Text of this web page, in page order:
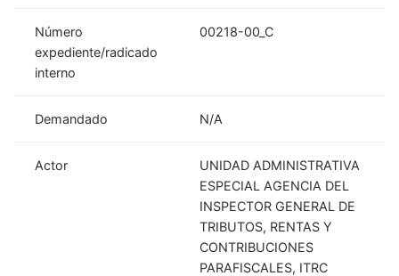
Número
expediente/radicado
interno
00218-00_C
Demandado N/A
Actor
UNIDAD ADMINISTRATIVA
ESPECIAL AGENCIA DEL
INSPECTOR GENERAL DE
TRIBUTOS, RENTAS Y
CONTRIBUCIONES
PARAFISCALES, ITRC